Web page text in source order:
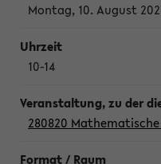
Montag, 10. August
10-14
280820